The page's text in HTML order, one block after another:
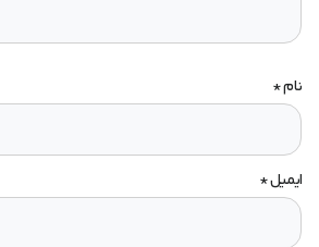
نام*
ایمیل*